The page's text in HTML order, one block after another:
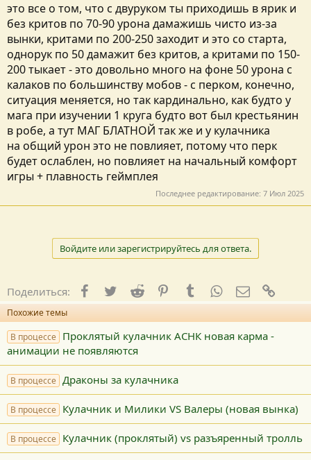
это все о том, что с двуруком ты приходишь в ярик и
без критов по 70-90 урона дамажишь чисто из-за
вынки, критами по 200-250 заходит и это со старта,
однорук по 50 дамажит без критов, а критами по 150-
200 тыкает - это довольно много на фоне 50 урона с
калаков по большинству мобов - с перком, конечно,
ситуация меняется, но так кардинально, как будто у
мага при изучении 1 круга будто вот был крестьянин
в робе, а тут МАГ БЛАТНОЙ так же и у кулачника
на общий урон это не повлияет, потому что перк
будет ослаблен, но повлияет на начальный комфорт
игры + плавность геймплея
Последнее редактирование: 7 Июл 2025
Войдите или зарегистрируйтесь для ответа.
Поделиться: Facebook
TwitterReddit PinterestTumblrWhatsApp
E-mail
Похожие темы
В процессе Проклятый кулачник АСНК новая карма -
анимации не появляются
В процессе Драконы за кулачника
В процессе Кулачник и Милики VS Валеры (новая вынка)
В процессе Кулачник (проклятый) vs разъяренный тролль